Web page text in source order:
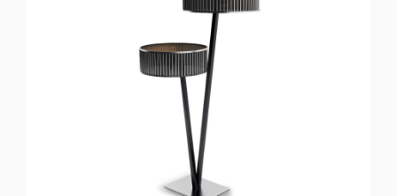
DIVERGENT
Lampadaire